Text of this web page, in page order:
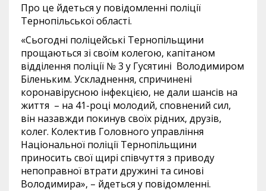
Про це йдеться у повідомленні поліції
Тернопільської області.
«Сьогодні поліцейські Тернопільщини
прощаються зі своїм колегою, капітаном
відділення поліції № 3 у Гусятині Володимиром
Біленьким. Ускладнення, спричинені
коронавірусною інфекцією, не дали шансів на
життя – на 41-році молодий, сповнений сил,
він назавжди покинув своїх рідних, друзів,
колег. Колектив Головного управління
Національної поліції Тернопільщини
приносить свої щирі співчуття з приводу
непоправної втрати дружині та синові
Володимира», – йдеться у повідомленні.